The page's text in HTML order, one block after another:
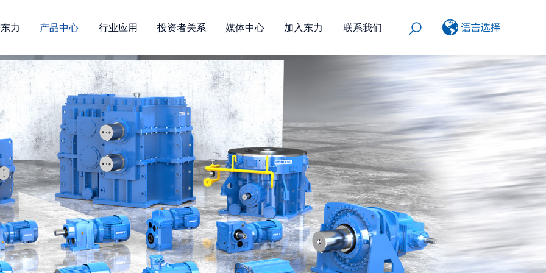
力 产品中心 行业应用 投资者关系 媒体中心 加入东力 联系我们